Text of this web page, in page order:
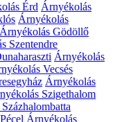
Érd Árnyékolás
Árnyékolás
Árnyékolás Gödöllő
Szentendre
Árnyékolás
Vecsés
Árnyékolás
Szigethalom
Árnyékolás